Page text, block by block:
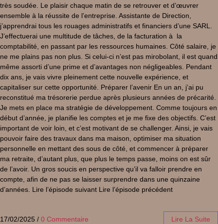
très soudée. Le plaisir chaque matin de se retrouver et d’œuvrer
ensemble à la réussite de l’entreprise. Assistante de Direction,
j’apprendrai tous les rouages administratifs et financiers d’une SARL.
J’effectuerai une multitude de tâches, de la facturation à la
comptabilité, en passant par les ressources humaines. Côté salaire, je
ne me plains pas non plus. Si celui-ci n’est pas mirobolant, il est quand
même assorti d’une prime et d’avantages non négligeables. Pendant
dix ans, je vais vivre pleinement cette nouvelle expérience, et
capitaliser sur cette opportunité. Préparer l’avenir En un an, j’ai pu
reconstitué ma trésorerie perdue après plusieurs années de précarité.
Je mets en place ma stratégie de développement. Comme toujours en
début d’année, je planifie les comptes et je me fixe des objectifs. C’est
important de voir loin, et c’est motivant de se challenger. Ainsi, je vais
pouvoir faire des travaux dans ma maison, optimiser ma situation
personnelle en mettant des sous de côté, et commencer à préparer
ma retraite, d’autant plus, que plus le temps passe, moins on est sûr
de l’avoir. Un gros soucis en perspective qu’il va falloir prendre en
compte, afin de ne pas se laisser surprendre dans une quinzaine
d’années. Lire l’épisode suivant Lire l’épisode précédent
17/02/2025 / 0 Commentaire Lire La Suite